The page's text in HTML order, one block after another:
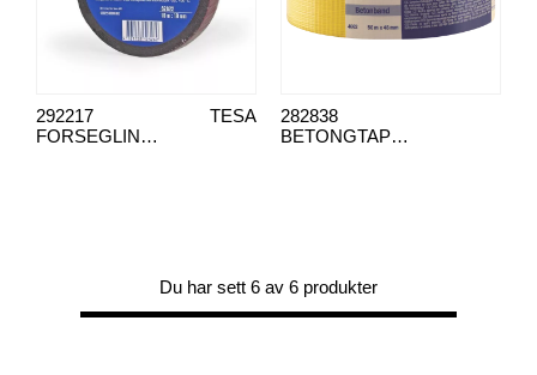
FORSEGLINGSTAPE, 62822
TESA
292217
BETONGTAPE 4662
282838
Du har sett 6 av 6 produkter